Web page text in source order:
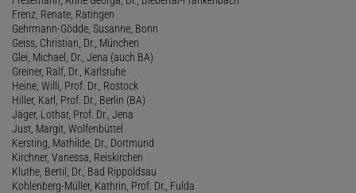
Frenz, Renate, Ratingen
Gehrmann-Gödde, Susanne, Bonn
Geiss, Christian, Dr., München
Glei, Michael, Dr., Jena (auch BA)
Greiner, Ralf, Dr., Karlsruhe
Heine, Willi, Prof. Dr., Rostock
Hiller, Karl, Prof. Dr., Berlin (BA)
Jäger, Lothar, Prof. Dr., Jena
Just, Margit, Wolfenbüttel
Kersting, Mathilde, Dr., Dortmund
Kirchner, Vanessa, Reiskirchen
Kluthe, Bertil, Dr., Bad Rippoldsau
Kohlenberg-Müller, Kathrin, Prof. Dr., Fulda